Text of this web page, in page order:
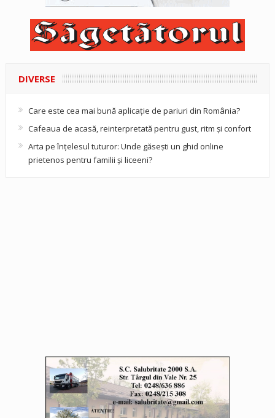
DIVERSE
Care este cea mai bună aplicație de pariuri din România?
Cafeaua de acasă, reinterpretată pentru gust, ritm și confort
Arta pe înțelesul tuturor: Unde găsești un ghid online
prietenos pentru familii și liceeni?